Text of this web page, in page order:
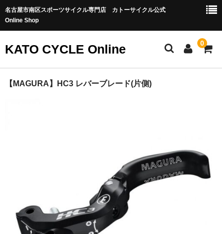
名古屋市南区スポーツサイクル専門店 カトーサイクル公式
Online Shop
KATO CYCLE Online 0
ホーム
トラック・ピスト
BMX
【MAGURA】HC3 レバーブレード(片側)